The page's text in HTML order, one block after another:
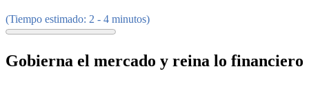
(Tiempo estimado: 2 - 4 minutos)
Gobierna el mercado y reina lo financiero